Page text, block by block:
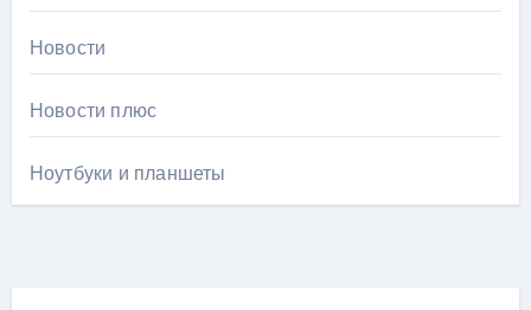
Новости
Новости плюс
Ноутбуки и планшеты